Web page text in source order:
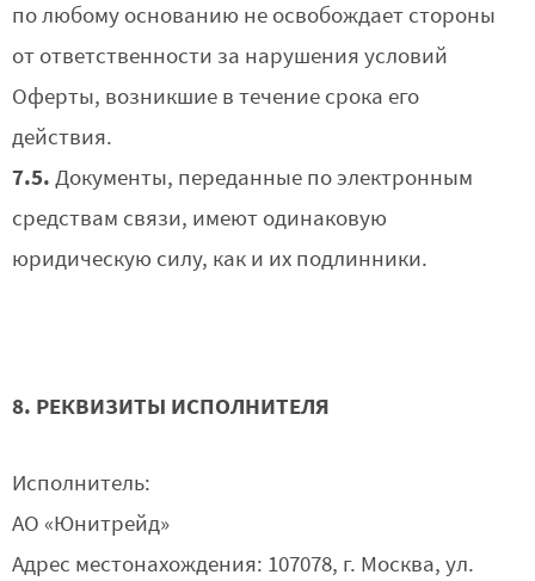
по любому основанию не освобождает стороны
от ответственности за нарушения условий
Оферты, возникшие в течение срока его
действия.
7.5. Документы, переданные по электронным
средствам связи, имеют одинаковую
юридическую силу, как и их подлинники.
8. РЕКВИЗИТЫ ИСПОЛНИТЕЛЯ
Исполнитель:
АО «Юнитрейд»
Адрес местонахождения: 107078, г. Москва, ул.